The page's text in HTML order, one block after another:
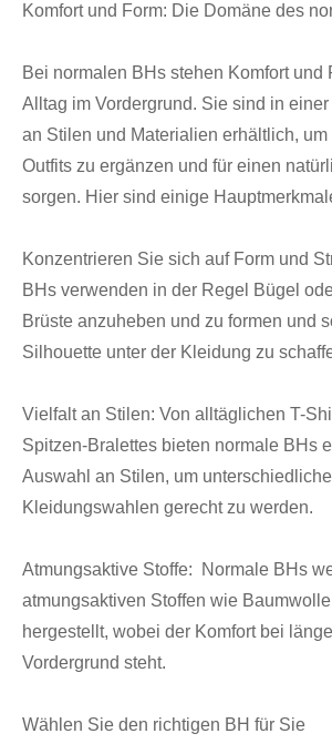
Komfort und Form: Die Domäne des
Bei normalen BHs stehen Komfort und
Alltag im Vordergrund. Sie sind in
an Stilen und Materialien erhältlich,
Outfits zu ergänzen und für einen
sorgen. Hier sind einige
Konzentrieren Sie sich auf Form und
BHs verwenden in der Regel Bügel
Brüste anzuheben und zu formen und
Silhouette unter der Kleidung zu
Vielfalt an Stilen: Von alltäglichen T-
Spitzen-Bralettes bieten normale BHs
Auswahl an Stilen, um
Kleidungswahlen gerecht zu werden.
Atmungsaktive Stoffe: Normale BHs
atmungsaktiven Stoffen wie
hergestellt, wobei der Komfort bei
Vordergrund steht.
Wählen Sie den richtigen BH für Sie